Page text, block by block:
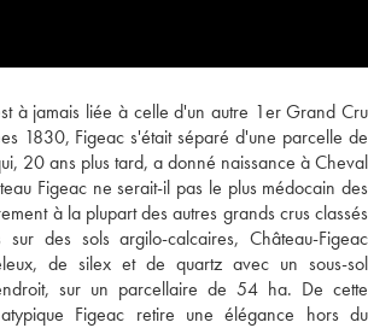
à jamais liée à celle d'un autre 1er Grand Cru
1830, Figeac s'était séparé d'une parcelle de
20 ans plus tard, a donné naissance à Cheval
Figeac ne serait-il pas le plus médocain des
à la plupart des autres grands crus classés
sur des sols argilo-calcaires, Château-Figeac
de silex et de quartz avec un sous-sol
sur un parcellaire de 54 ha. De cette
Figeac retire une élégance hors du